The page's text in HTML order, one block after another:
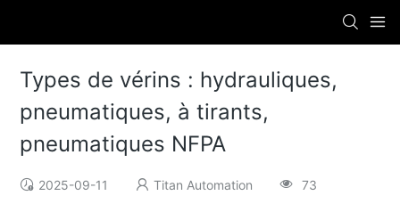
Types de vérins : hydrauliques,
pneumatiques, à tirants,
pneumatiques NFPA
2025-09-11 Titan Automation 73